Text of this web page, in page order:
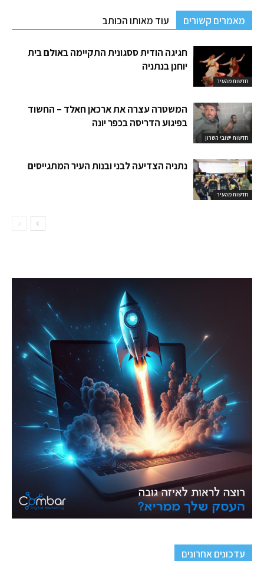
מאמרים קשורים עוד מאותו הכותב
חדשות מהעיר
חגיגה הודית ססגונית התקיימה באולם בית
יוחנן בנתניה
חדשות ישובי השרון
המשטרה עצרה את ארכאן חאלד – החשוד
בפיגוע הדריסה בכפר יונה
חדשות מהעיר
נתניה הצדיעה לבני ובנות העיר המתגייסים
עדכונים אחרונים